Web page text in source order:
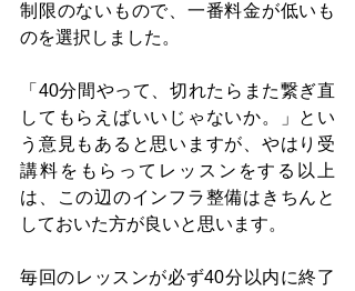
制限のないもので、一番料金が低いも
のを選択しました。
「40分間やって、切れたらまた繋ぎ直
してもらえばいいじゃないか。」とい
う意見もあると思いますが、やはり受
講料をもらってレッスンをする以上
は、この辺のインフラ整備はきちんと
しておいた方が良いと思います。
毎回のレッスンが必ず40分以内に終了